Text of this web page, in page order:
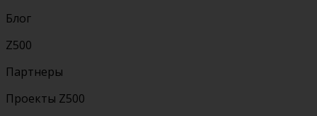
Блог
Z500
Партнеры
Проекты Z500